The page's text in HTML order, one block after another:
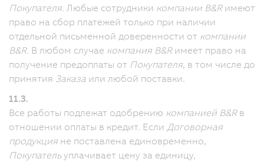
Покупателя. Любые сотрудники компании B&Rимеют
право на сбор платежей только при наличии
отдельной письменной доверенности от компании
B&R. В любом случае компания B&Rимеет право на
получение предоплаты от Покупателя, в том числе до
принятия Заказа или любой поставки.
11.3.
Все работы подлежат одобрению компанией B&Rв
отношении оплаты в кредит. Если Договорная
продукция не поставлена единовременно,
Покупательуплачивает цену за единицу,